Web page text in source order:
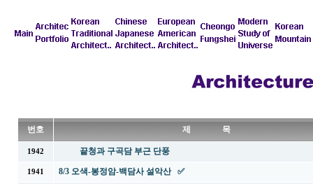
번호 제 목
1942 끝청과 구곡담 부근 단풍
1941 8/3 오색-봉정암-백담사 설악산 ✅